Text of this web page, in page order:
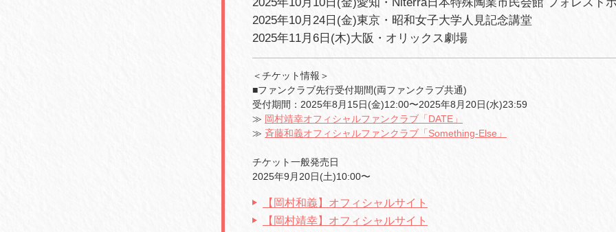
2025年10月24日(金)東京・昭和女子大学人見記念講堂
2025年11月6日(木)大阪・オリックス劇場
＜チケット情報＞
■ファンクラブ先行受付期間(両ファンクラブ共通)
受付期間：2025年8月15日(金)12:00〜2025年8月20日(水)23:59
≫ 岡村靖幸オフィシャルファンクラブ「DATE」
≫ 斉藤和義オフィシャルファンクラブ「Something-Else」
チケット一般発売日
2025年9月20日(土)10:00〜
【岡村和義】オフィシャルサイト
【岡村靖幸】オフィシャルサイト